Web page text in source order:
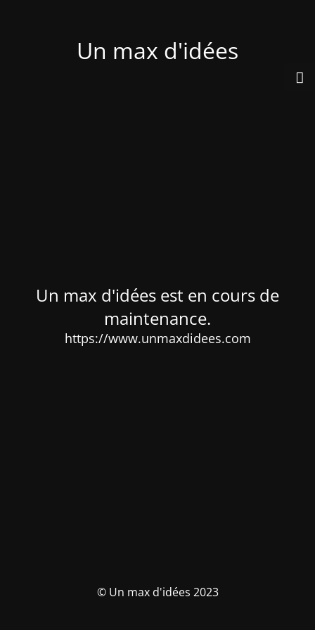
Un max d'idées
Un max d'idées est en cours de
maintenance.
https://www.unmaxdidees.com
© Un max d'idées 2023